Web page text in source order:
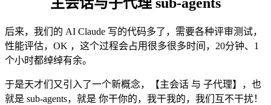
后来，我们的 AI Claude 写的代码多了，需要各种评审测试，
性能评估，OK ，这个过程会占用很多很多时间，20分钟、1
个小时都绰绰有余。
于是天才们又引入了一个新概念，【主会话 与 子代理】，也
就是 sub-agents，就是 你干你的，我干我的，我们互不干扰！